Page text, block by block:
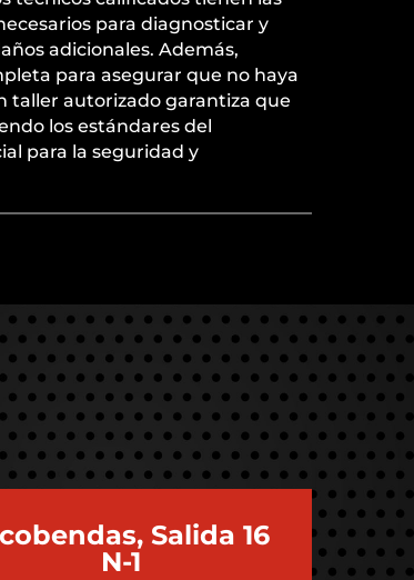
para diagnosticar y
adicionales. Además,
para asegurar que no haya
taller autorizado garantiza que
los estándares del
para la seguridad y
Salida 16
N-1